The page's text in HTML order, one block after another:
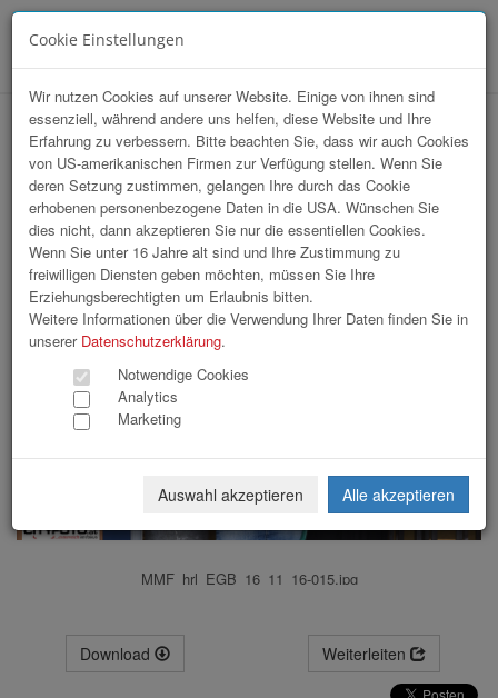
hr-lounge Ost zu Gast bei Erste Group
Bank AG
MMF_hrl_EGB_16_11_16-015.jpg
Download Weiterleiten
Cookie Einstellungen
Wir nutzen Cookies auf unserer Website. Einige von ihnen sind
essenziell, während andere uns helfen, diese Website und Ihre
Erfahrung zu verbessern. Bitte beachten Sie, dass wir auch Cookies
von US-amerikanischen Firmen zur Verfügung stellen. Wenn Sie
deren Setzung zustimmen, gelangen Ihre durch das Cookie
erhobenen personenbezogene Daten in die USA. Wünschen Sie
dies nicht, dann akzeptieren Sie nur die essentiellen Cookies.
Wenn Sie unter 16 Jahre alt sind und Ihre Zustimmung zu
freiwilligen Diensten geben möchten, müssen Sie Ihre
Erziehungsberechtigten um Erlaubnis bitten.
Weitere Informationen über die Verwendung Ihrer Daten finden Sie in
unserer Datenschutzerklärung.
Notwendige Cookies
Analytics
Marketing
Auswahl akzeptieren Alle akzeptieren